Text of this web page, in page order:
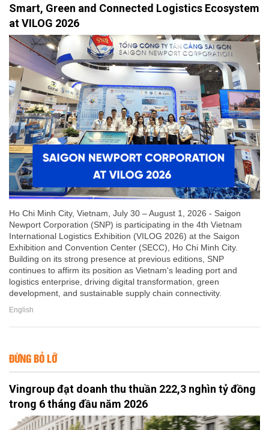
Smart, Green and Connected Logistics Ecosystem
at VILOG 2026
Ho Chi Minh City, Vietnam, July 30 – August 1, 2026 - Saigon
Newport Corporation (SNP) is participating in the 4th Vietnam
International Logistics Exhibition (VILOG 2026) at the Saigon
Exhibition and Convention Center (SECC), Ho Chi Minh City.
Building on its strong presence at previous editions, SNP
continues to affirm its position as Vietnam's leading port and
logistics enterprise, driving digital transformation, green
development, and sustainable supply chain connectivity.
English
ĐỪNG BỎ LỠ
Vingroup đạt doanh thu thuần 222,3 nghìn tỷ đồng
trong 6 tháng đầu năm 2026